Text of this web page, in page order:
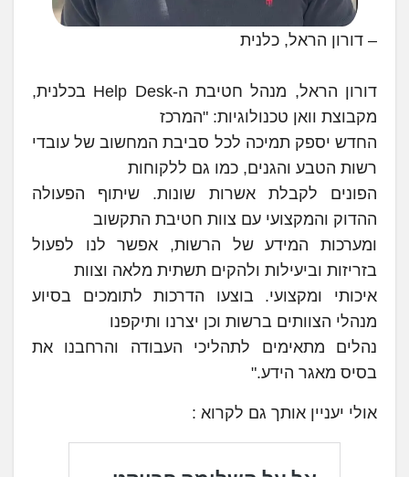
– דורון הראל, כלנית
דורון הראל, מנהל חטיבת ה-Help Desk בכלנית,
מקבוצת וואן טכנולוגיות: "המרכז
החדש יספק תמיכה לכל סביבת המחשוב של עובדי
רשות הטבע והגנים, כמו גם ללקוחות
הפונים לקבלת אשרות שונות. שיתוף הפעולה
ההדוק והמקצועי עם צוות חטיבת התקשוב
ומערכות המידע של הרשות, אפשר לנו לפעול
בזריזות וביעילות ולהקים תשתית מלאה וצוות
איכותי ומקצועי. בוצעו הדרכות לתומכים בסיוע
מנהלי הצוותים ברשות וכן יצרנו ותיקפנו
נהלים מתאימים לתהליכי העבודה והרחבנו את
בסיס מאגר הידע."
אולי יעניין אותך גם לקרוא :